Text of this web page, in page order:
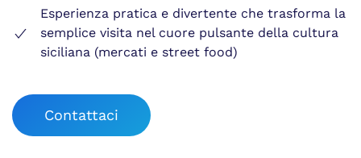
Esperienza pratica e divertente che trasforma la
semplice visita nel cuore pulsante della cultura
siciliana (mercati e street food)
Contattaci